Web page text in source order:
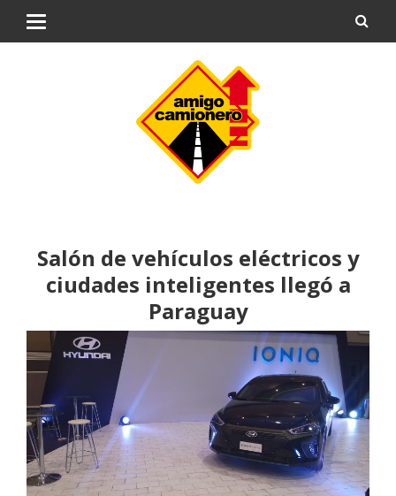
Salón de vehículos eléctricos y
ciudades inteligentes llegó a
Paraguay